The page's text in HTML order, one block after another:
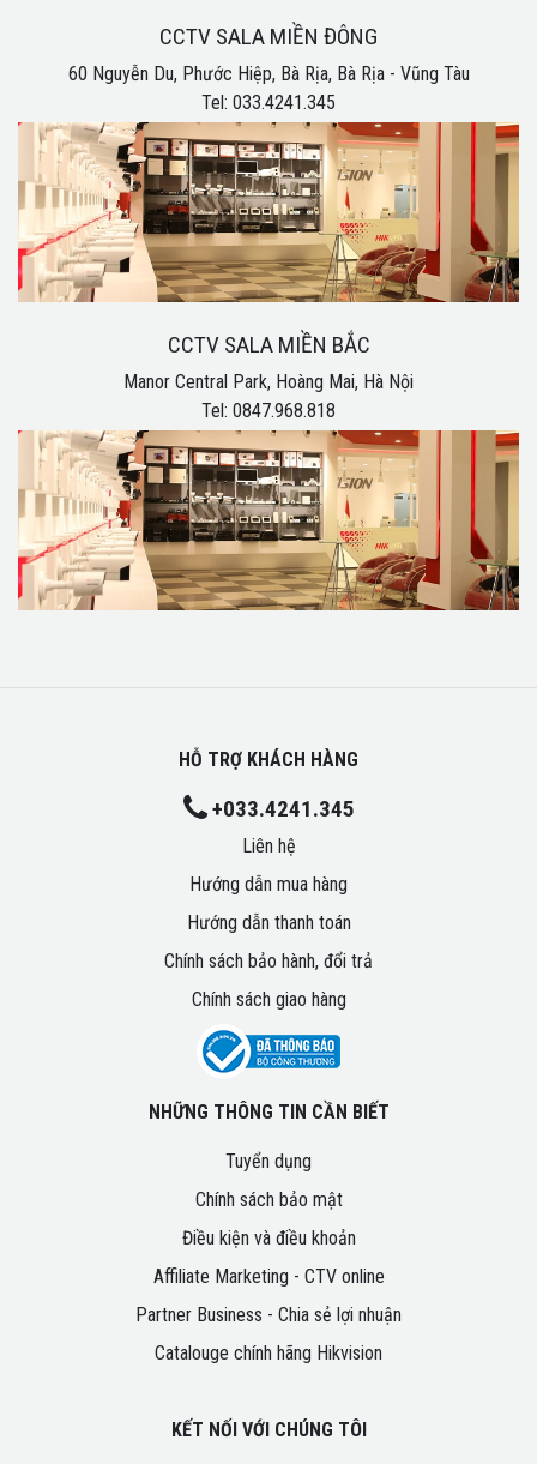
CCTV SALA MIỀN ĐÔNG
60 Nguyễn Du, Phước Hiệp, Bà Rịa, Bà Rịa - Vũng Tàu
Tel: 033.4241.345
CCTV SALA MIỀN BẮC
Manor Central Park, Hoàng Mai, Hà Nội
Tel: 0847.968.818
HỖ TRỢ KHÁCH HÀNG
+033.4241.345
Liên hệ
Hướng dẫn mua hàng
Hướng dẫn thanh toán
Chính sách bảo hành, đổi trả
Chính sách giao hàng
NHỮNG THÔNG TIN CẦN BIẾT
Tuyển dụng
Chính sách bảo mật
Điều kiện và điều khoản
Affiliate Marketing - CTV online
Partner Business - Chia sẻ lợi nhuận
Catalouge chính hãng Hikvision
KẾT NỐI VỚI CHÚNG TÔI